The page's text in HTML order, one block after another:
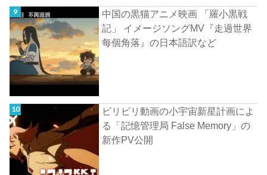
中国の黒猫アニメ映画 「羅小黒戦
記」 イメージソングMV『走過世界
每個角落』の日本語訳など
ビリビリ動画の小宇宙新星計画によ
る「記憶管理局 False Memory」の
新作PV公開